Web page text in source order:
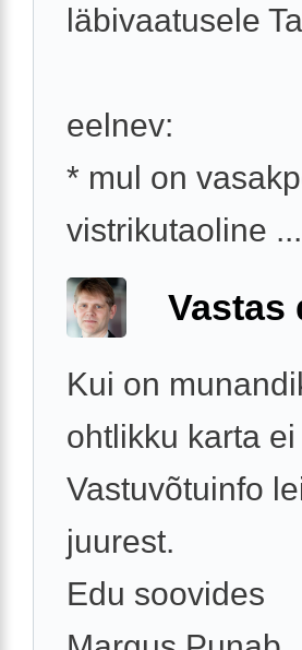
läbivaatusele
eelnev:
* mul on
vistrikutaoline ...
Vastas
Kui on
ohtlikku karta ei
Vastuvõtuinfo
juurest.
Edu soovides